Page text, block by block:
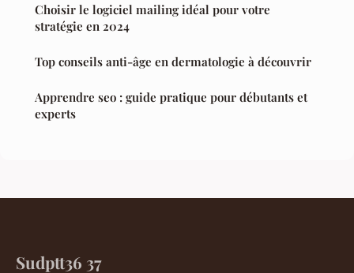
Choisir le logiciel mailing idéal pour votre
stratégie en 2024
Top conseils anti-âge en dermatologie à découvrir
Apprendre seo : guide pratique pour débutants et
experts
Sudptt36 37